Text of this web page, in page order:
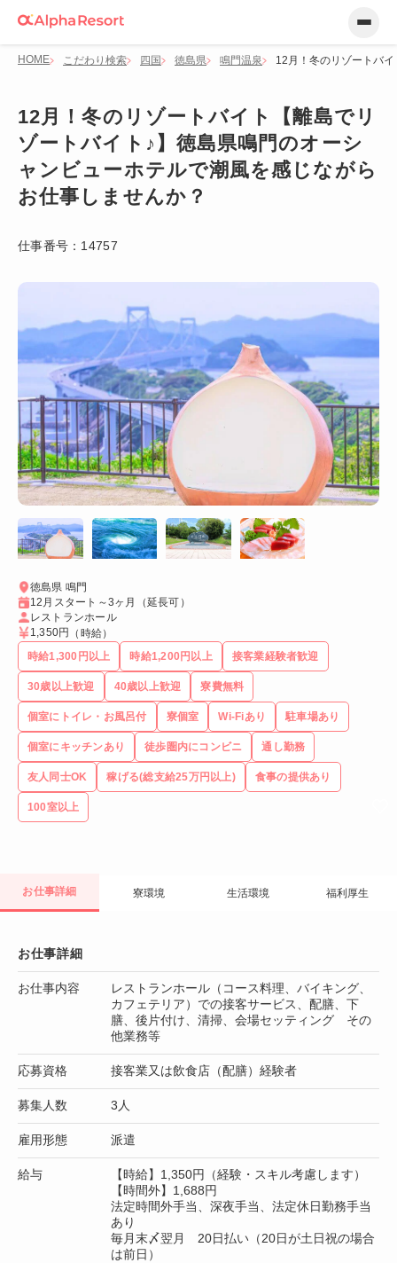
HOME こだわり検索 四国 徳島県 鳴門温泉 12月！冬のリゾートバ
12月！冬のリゾートバイト【離島でリ
ゾートバイト♪】徳島県鳴門のオーシ
ャンビューホテルで潮風を感じながら
お仕事しませんか？
仕事番号： 14757
徳島県 鳴門
12月スタート～3ヶ月（延長可）
レストランホール
1,350円
（時給）
時給1,300円以上
時給1,200円以上 接客業経験者歓迎
30歳以上歓迎 40歳以上歓迎 寮費無料
個室にトイレ・お風呂付 寮個室 Wi-Fiあり 駐車場あり
個室にキッチンあり 徒歩圏内にコンビニ 通し勤務
友人同士OK 稼げる(総支給25万円以上) 食事の提供あり
100室以上
お仕事詳細 寮環境 生活環境 福利厚生
お仕事詳細
お仕事内容
レストランホール（コース料理、バイキング、
カフェテリア）での接客サービス、配膳、下
膳、後片付け、清掃、会場セッティング その
他業務等
応募資格 接客業又は飲食店（配膳）経験者
募集人数 3人
雇用形態 派遣
給与
【時給】1,350円（経験・スキル考慮します）
【時間外】1,688円
法定時間外手当、深夜手当、法定休日勤務手当
あり
毎月末〆翌月 20日払い（20日が土日祝の場合
は前日）